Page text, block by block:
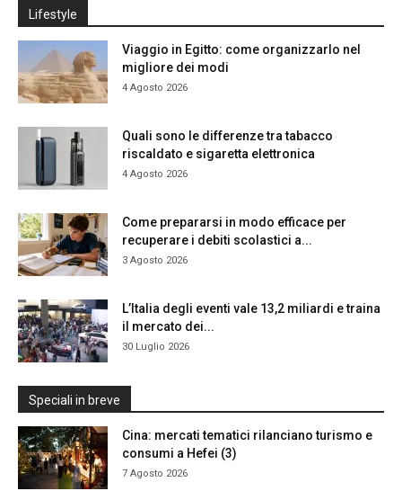
Lifestyle
Viaggio in Egitto: come organizzarlo nel
migliore dei modi
4 Agosto 2026
Quali sono le differenze tra tabacco
riscaldato e sigaretta elettronica
4 Agosto 2026
Come prepararsi in modo efficace per
recuperare i debiti scolastici a...
3 Agosto 2026
L’Italia degli eventi vale 13,2 miliardi e traina
il mercato dei...
30 Luglio 2026
Speciali in breve
Cina: mercati tematici rilanciano turismo e
consumi a Hefei (3)
7 Agosto 2026